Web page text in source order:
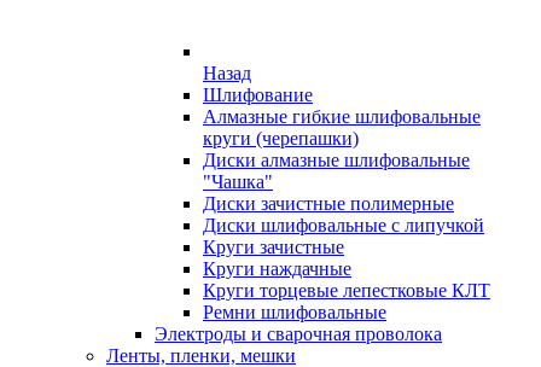
Назад
Шлифование
Алмазные гибкие шлифовальные
круги (черепашки)
Диски алмазные шлифовальные
"Чашка"
Диски зачистные полимерные
Диски шлифовальные с липучкой
Круги зачистные
Круги наждачные
Круги торцевые лепестковые КЛТ
Ремни шлифовальные
Электроды и сварочная проволока
Ленты, пленки, мешки